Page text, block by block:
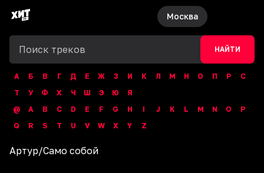
Москва
НАЙТИ
А Б В Г Д Е Ж З И К Л М Н О П Р
С
Т
У Ф Х Ч Ш Э Ю
Я
@
A B C D E F G H I J K L M N O
P
Q
R S T U V W X Y Z
Артур/Само собой